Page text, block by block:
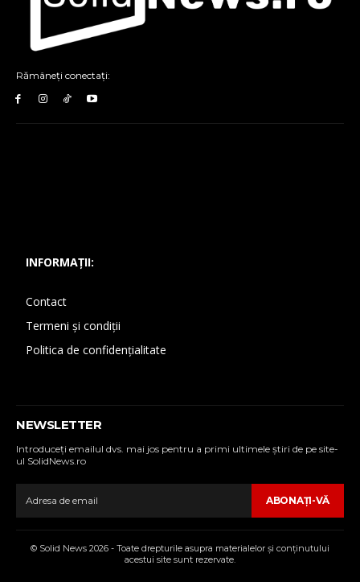
Rămâneți conectați:
INFORMAȚII:
Contact
Termeni și condiții
Politica de confidențialitate
NEWSLETTER
Introduceţi emailul dvs. mai jos pentru a primi ultimele ştiri de pe site-
ul SolidNews.ro
ABONAŢI-VĂ
© Solid News 2026 - Toate drepturile asupra materialelor şi conţinutului
acestui site sunt rezervate.